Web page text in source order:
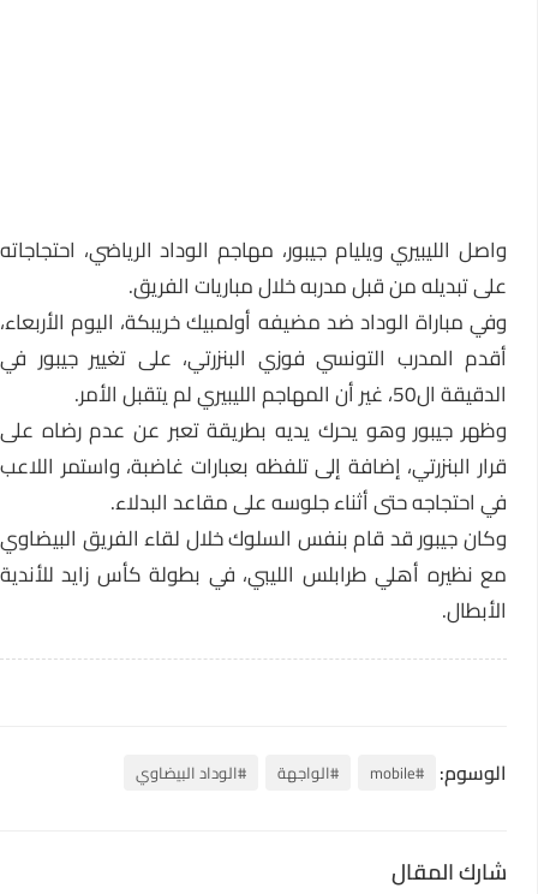
واصل الليبيري ويليام جيبور، مهاجم الوداد الرياضي، احتجاجاته
على تبديله من قبل مدربه خلال مباريات الفريق.
وفي مباراة الوداد ضد مضيفه أولمبيك خريبكة، اليوم الأربعاء،
أقدم المدرب التونسي فوزي البنزرتي، على تغيير جيبور في
الدقيقة ال50، غير أن المهاجم الليبيري لم يتقبل الأمر.
وظهر جيبور وهو يحرك يديه بطريقة تعبر عن عدم رضاه على
قرار البنزرتي، إضافة إلى تلفظه بعبارات غاضبة، واستمر اللاعب
في احتجاجه حتى أثناء جلوسه على مقاعد البدلاء.
وكان جيبور قد قام بنفس السلوك خلال لقاء الفريق البيضاوي
مع نظيره أهلي طرابلس الليبي، في بطولة كأس زايد للأندية
الأبطال.
الوسوم: #mobile #الواجهة #الوداد البيضاوي
شارك المقال